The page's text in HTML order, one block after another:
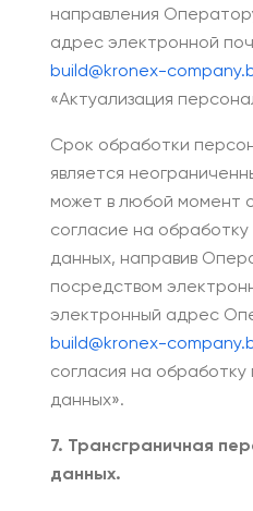
направления
адрес электронной
build@kronex-
«Актуализация
Срок обработки
является
может в любой момент
согласие на
данных, направив
посредством
электронный адрес
build@kronex-
согласия на
данных».
7. Трансграничная
данных.